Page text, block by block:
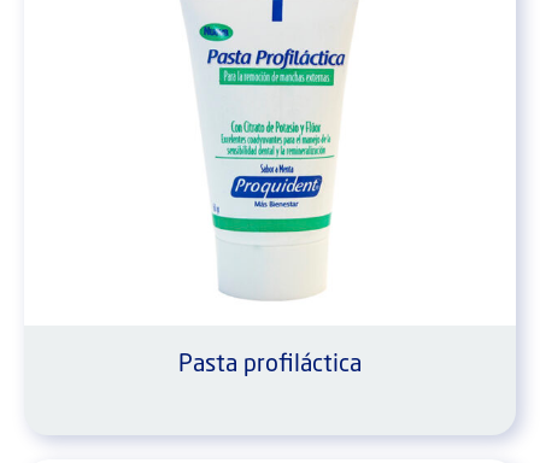
Pasta profiláctica